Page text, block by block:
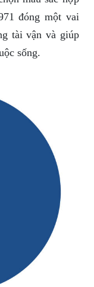
đóng một vai
tài vận và giúp
sống.